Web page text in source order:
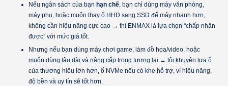
Nếu ngân sách của bạn hạn chế, bạn chỉ dùng máy văn phòng,
máy phụ, hoặc muốn thay ổ HHD sang SSD để máy nhanh hơn,
không cần hiệu năng cực cao → thì ENMAX là lựa chọn “chấp nhận
được” với mức giá tốt.
Nhưng nếu bạn dùng máy chơi game, làm đồ họa/video, hoặc
muốn dùng lâu dài và nâng cấp trong tương lai → tôi khuyên lựa ổ
của thương hiệu lớn hơn, ổ NVMe nếu có khe hỗ trợ, vì hiệu năng,
độ bền và uy tín sẽ tốt hơn.